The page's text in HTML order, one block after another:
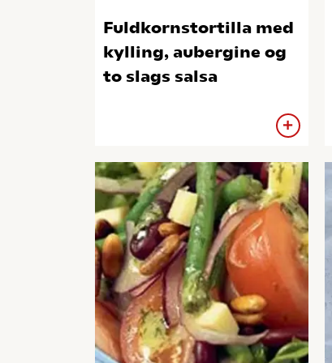
Fuldkornstortilla med
kylling, aubergine og
to slags salsa